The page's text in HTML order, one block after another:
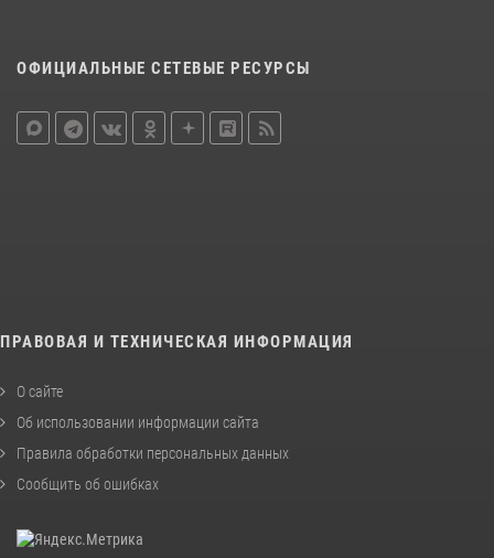
ОФИЦИАЛЬНЫЕ СЕТЕВЫЕ РЕСУРСЫ
ПРАВОВАЯ И ТЕХНИЧЕСКАЯ ИНФОРМАЦИЯ
О сайте
Об использовании информации сайта
Правила обработки персональных данных
Сообщить об ошибках